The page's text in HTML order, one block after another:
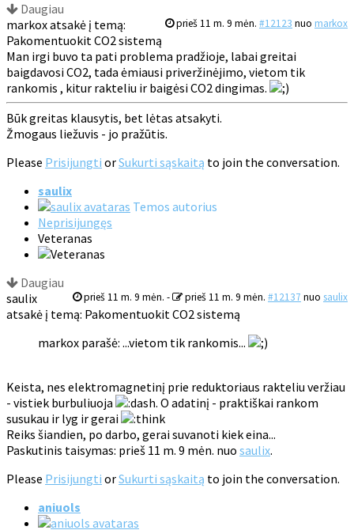
Daugiau
prieš 11 m. 9 mėn. #12123 nuo markox
markox atsakė į temą:
Pakomentuokit CO2 sistemą
Man irgi buvo ta pati problema pradžioje, labai greitai
baigdavosi CO2, tada ėmiausi priveržinėjimo, vietom tik
rankomis , kitur rakteliu ir baigėsi CO2 dingimas.
Būk greitas klausytis, bet lėtas atsakyti.
Žmogaus liežuvis - jo pražūtis.
Please Prisijungti orSukurti sąskaitą to join the conversation.
saulix
Temos autorius
Neprisijungęs
Veteranas
Daugiau
prieš 11 m. 9 mėn. - prieš 11 m. 9 mėn. #12137 nuo saulix
saulix
atsakė į temą: Pakomentuokit CO2 sistemą
markox parašė: ...vietom tik rankomis...
Keista, nes elektromagnetinį prie reduktoriaus rakteliu veržiau
- vistiek burbuliuoja
. O adatinį - praktiškai rankom
susukau ir lyg ir gerai
Reiks šiandien, po darbo, gerai suvanoti kiek eina...
Paskutinis taisymas: prieš 11 m. 9 mėn. nuo saulix.
Please Prisijungti orSukurti sąskaitą to join the conversation.
aniuols